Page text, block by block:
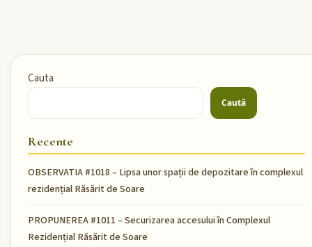
Cauta
Caută
Recente
OBSERVATIA #1018 – Lipsa unor spații de depozitare în complexul
rezidențial Răsărit de Soare
PROPUNEREA #1011 – Securizarea accesului în Complexul
Rezidențial Răsărit de Soare